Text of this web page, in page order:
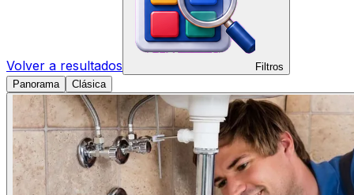
Volver a resultados
Filtros
Panorama
Clásica